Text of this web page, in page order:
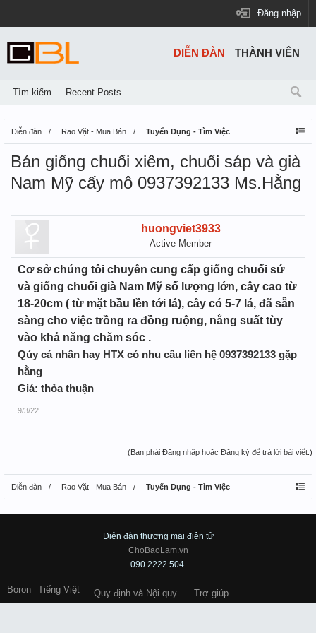
Đăng nhập
Diễn đàn Rao Vặt - Mua Bán Tuyển Dụng - Tìm Việc
Bán giống chuối xiêm, chuối sáp và già
Nam Mỹ cấy mô 0937392133 Ms.Hằng
huongviet3933
Active Member
Cơ sở chúng tôi chuyên cung cấp giống chuối sứ
và giống chuối già Nam Mỹ số lượng lớn, cây cao từ
18-20cm ( từ mặt bầu lền tới lá), cây có 5-7 lá, đã sẵn
sàng cho việc trồng ra đồng ruộng, nằng suất tùy
vào khả năng chăm sóc .
Qúy cá nhân hay HTX có nhu cầu liên hệ 0937392133 gặp
hằng
Giá: thỏa thuận
9/3/22
(Bạn phải Đăng nhập hoặc Đăng ký để trả lời bài viết.)
Diễn đàn Rao Vặt - Mua Bán Tuyển Dụng - Tìm Việc
DIỄN ĐÀN
Tìm kiếm Recent Posts
THÀNH VIÊN
Diên đàn thương mại điện tử
ChoBaoLam.vn
090.2222.504.
Boron Tiếng Việt Quy định và Nội quy Trợ giúp